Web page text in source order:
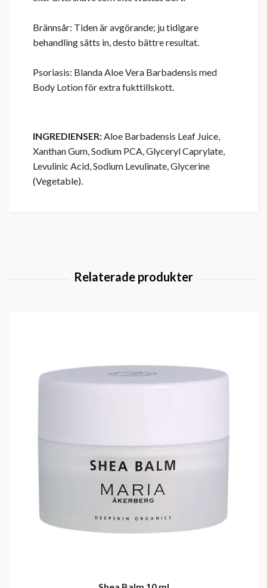
Brännsår: Tiden är avgörande; ju tidigare
behandling sätts in, desto bättre resultat.
Psoriasis: Blanda Aloe Vera Barbadensis med
Body Lotion för extra fukttillskott.
INGREDIENSER:Aloe Barbadensis Leaf Juice,
Xanthan Gum, Sodium PCA, Glyceryl Caprylate,
Levulinic Acid, Sodium Levulinate, Glycerine
(Vegetable).